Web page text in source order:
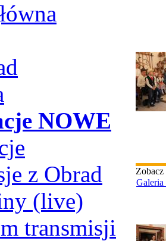
NOWE
z Obrad
(live)
transmisji
Zobacz
Galeria